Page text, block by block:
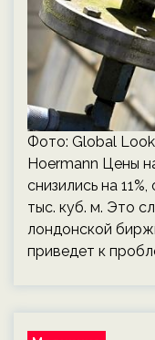
Фото: Global
Hoermann Цены
снизились на
тыс. куб. м. Это
лондонской
приведет к